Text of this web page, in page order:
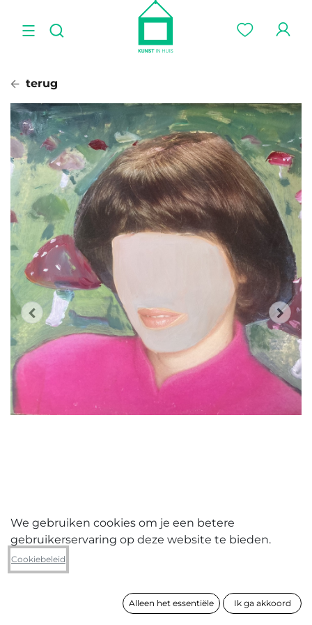
terug
Peter Lagast
We gebruiken cookies om je een betere
gebruikerservaring op deze website te bieden.
Cookiebeleid
Alleen het essentiële Ik ga akkoord